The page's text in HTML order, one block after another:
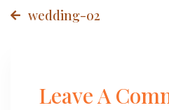
Post
wedding-02
Leave A